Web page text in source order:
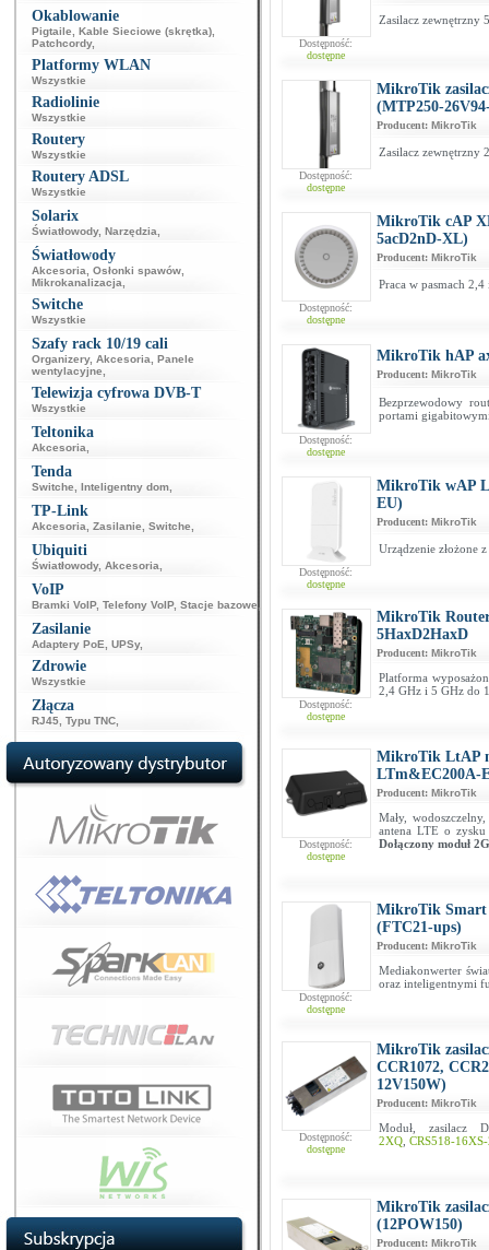
Okablowanie
Pigtaile Kable Sieciowe (skrętka)
Patchcordy,
Platformy WLAN
Wszystkie
Radiolinie
Wszystkie
Routery
Wszystkie
Routery ADSL
Wszystkie
Solarix
Światłowody, Narzędzia
Światłowody
Akcesoria Osłonki spawów
Mikrokanalizacja
Switche
Wszystkie
Szafy rack 10/19 cali
Organizery, Akcesoria
Panele
wentylacyjne
Telewizja cyfrowa DVB-T
Wszystkie
Teltonika
Akcesoria
Tenda
Switche Inteligentny dom
TP-Link
Akcesoria Zasilanie Switche
Ubiquiti
Światłowody, Akcesoria
VoIP
Bramki VoIP, Telefony VoIP, Stacje bazowe
Zasilanie
Adaptery PoE UPSy,
Zdrowie
Wszystkie
Złącza
RJ45 Typu TNC
Dostępność:
dostępne
Zasilacz zewnętrzny
Dostępność:
dostępne
MikroTik
(MTP250-
Producent: MikroTik
Zasilacz zewnętrzny
Dostępność:
dostępne
MikroTik cAP
5acD2nD-XL)
Producent: MikroTik
Praca w pasmach
Dostępność:
dostępne
MikroTik hAP
Producent: MikroTik
Bezprzewodowy
portami
Dostępność:
dostępne
MikroTik wAP
EU)
Producent: MikroTik
Urządzenie złożone z
Dostępność:
dostępne
MikroTik
5HaxD2HaxD
Producent: MikroTik
Platforma
2,4 GHz i 5 GHz do
Dostępność:
dostępne
MikroTik LtAP
LTm&EC200A-
Producent: MikroTik
Mały,
antena LTE o
Dołączony moduł
Dostępność:
dostępne
MikroTik Smart
(FTC21-ups)
Producent: MikroTik
Mediakonwerter
oraz inteligentnymi
Dostępność:
dostępne
MikroTik
CCR1072,
12V150W)
Producent: MikroTik
Moduł,
2XQ, CRS518-
MikroTik
(12POW150)
Producent: MikroTik